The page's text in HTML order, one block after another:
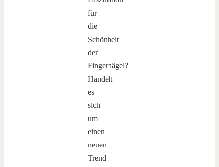
für
die
Schönheit
der
Fingernägel?
Handelt
es
sich
um
einen
neuen
Trend